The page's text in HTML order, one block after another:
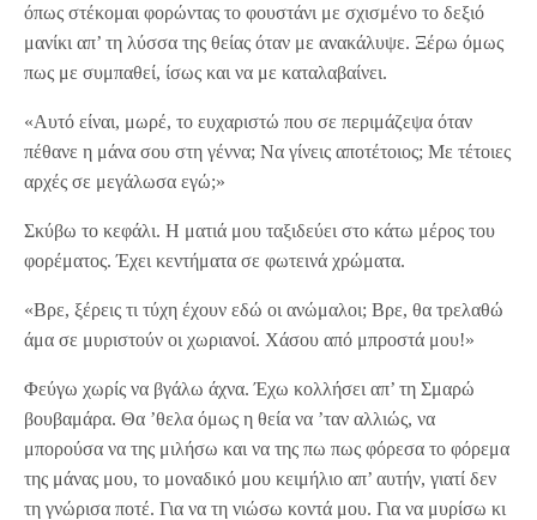
όπως στέκομαι φορώντας το φουστάνι με σχισμένο το δεξιό
μανίκι απ’ τη λύσσα της θείας όταν με ανακάλυψε. Ξέρω όμως
πως με συμπαθεί, ίσως και να με καταλαβαίνει.
«Αυτό είναι, μωρέ, το ευχαριστώ που σε περιμάζεψα όταν
πέθανε η μάνα σου στη γέννα; Να γίνεις αποτέτοιος; Με τέτοιες
αρχές σε μεγάλωσα εγώ;»
Σκύβω το κεφάλι. Η ματιά μου ταξιδεύει στο κάτω μέρος του
φορέματος. Έχει κεντήματα σε φωτεινά χρώματα.
«Βρε, ξέρεις τι τύχη έχουν εδώ οι ανώμαλοι; Βρε, θα τρελαθώ
άμα σε μυριστούν οι χωριανοί. Χάσου από μπροστά μου!»
Φεύγω χωρίς να βγάλω άχνα. Έχω κολλήσει απ’ τη Σμαρώ
βουβαμάρα. Θα ’θελα όμως η θεία να ’ταν αλλιώς, να
μπορούσα να της μιλήσω και να της πω πως φόρεσα το φόρεμα
της μάνας μου, το μοναδικό μου κειμήλιο απ’ αυτήν, γιατί δεν
τη γνώρισα ποτέ. Για να τη νιώσω κοντά μου. Για να μυρίσω κι